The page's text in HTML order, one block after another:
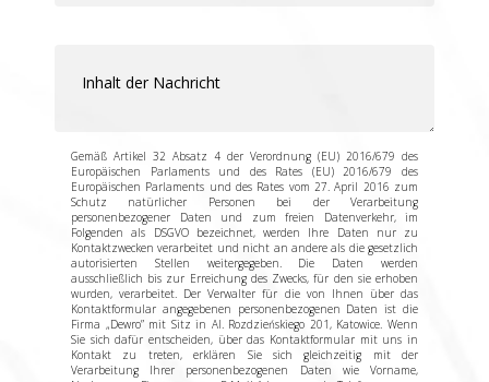
Gemäß Artikel 32 Absatz 4 der Verordnung (EU) 2016/679 des
Europäischen Parlaments und des Rates (EU) 2016/679 des
Europäischen Parlaments und des Rates vom 27. April 2016 zum
Schutz natürlicher Personen bei der Verarbeitung
personenbezogener Daten und zum freien Datenverkehr, im
Folgenden als DSGVO bezeichnet, werden Ihre Daten nur zu
Kontaktzwecken verarbeitet und nicht an andere als die gesetzlich
autorisierten Stellen weitergegeben. Die Daten werden
ausschließlich bis zur Erreichung des Zwecks, für den sie erhoben
wurden, verarbeitet. Der Verwalter für die von Ihnen über das
Kontaktformular angegebenen personenbezogenen Daten ist die
Firma „Dewro” mit Sitz in Al. Rozdzieńskiego 201, Katowice. Wenn
Sie sich dafür entscheiden, über das Kontaktformular mit uns in
Kontakt zu treten, erklären Sie sich gleichzeitig mit der
Verarbeitung Ihrer personenbezogenen Daten wie Vorname,